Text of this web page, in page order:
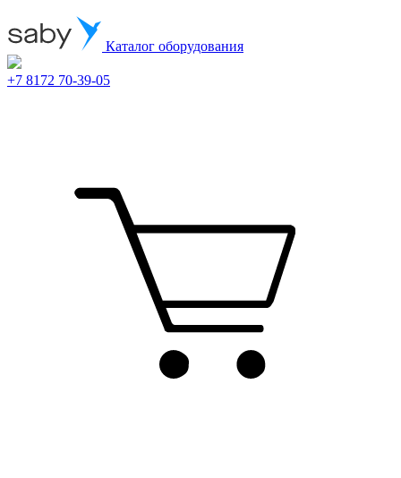
Каталог оборудования
+7 8172 70-39-05